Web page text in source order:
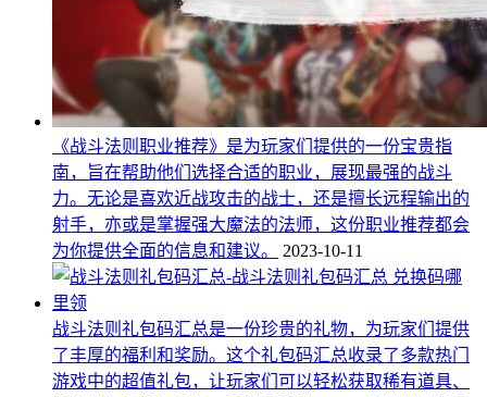
《战斗法则职业推荐》是为玩家们提供的一份宝贵指
南，旨在帮助他们选择合适的职业，展现最强的战斗
力。无论是喜欢近战攻击的战士，还是擅长远程输出的
射手，亦或是掌握强大魔法的法师，这份职业推荐都会
为你提供全面的信息和建议。
2023-10-11
战斗法则礼包码汇总是一份珍贵的礼物，为玩家们提供
了丰厚的福利和奖励。这个礼包码汇总收录了多款热门
游戏中的超值礼包，让玩家们可以轻松获取稀有道具、